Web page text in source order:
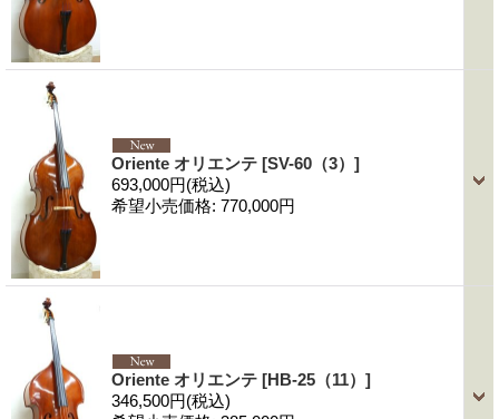
Oriente オリエンテ [SV-60（3）]
693,000円(税込)
希望小売価格: 770,000円
Oriente オリエンテ [HB-25（11）]
346,500円(税込)